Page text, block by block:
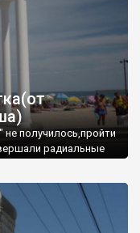
получилось,пройти
радиальные